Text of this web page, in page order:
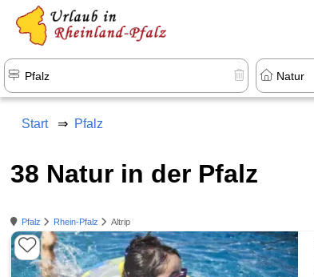
Start Pfalz
38 Natur in der Pfalz
Pfalz Rhein-Pfalz Altrip